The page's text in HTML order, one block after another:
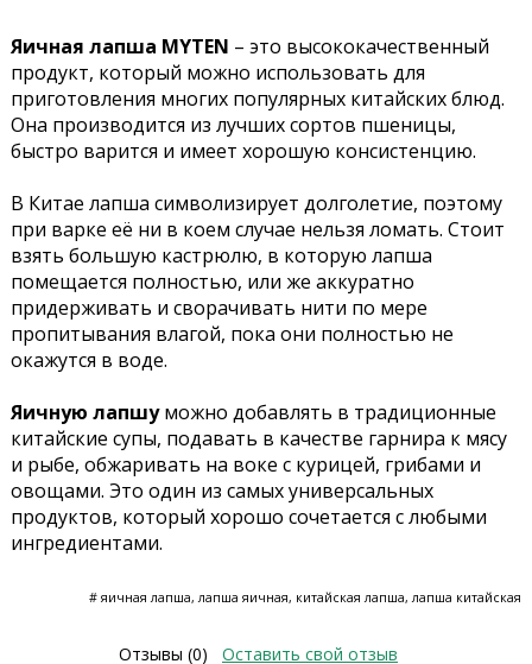
Яичная лапша MYTEN – это высококачественный
продукт, который можно использовать для
приготовления многих популярных китайских блюд.
Она производится из лучших сортов пшеницы,
быстро варится и имеет хорошую консистенцию.
В Китае лапша символизирует долголетие, поэтому
при варке её ни в коем случае нельзя ломать. Стоит
взять большую кастрюлю, в которую лапша
помещается полностью, или же аккуратно
придерживать и сворачивать нити по мере
пропитывания влагой, пока они полностью не
окажутся в воде.
Яичную лапшуможно добавлять в традиционные
китайские супы, подавать в качестве гарнира к мясу
и рыбе, обжаривать на воке с курицей, грибами и
овощами. Это один из самых универсальных
продуктов, который хорошо сочетается с любыми
ингредиентами.
# яичная лапша, лапша яичная, китайская лапша, лапша китайская
Отзывы (0) Оставить свой отзыв